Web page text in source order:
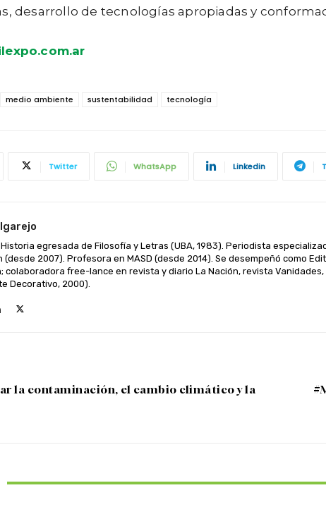
desarrollo de tecnologías apropiadas y
medio ambiente sustentabilidad tecnología
Twitter WhatsApp Linkedin
egresada de Filosofía y Letras (UBA, 1983). Periodista
(desde 2007). Profesora en MASD (desde 2014). Se desempeñó como
colaboradora free-lance en revista y diario La Nación, revista Vanidades,
Decorativo, 2000).
la contaminación, el cambio climático y la